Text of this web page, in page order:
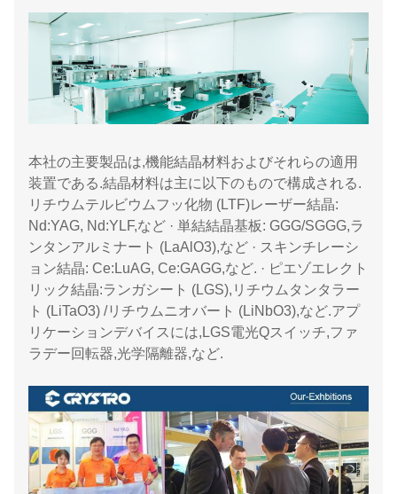
本社の主要製品は,機能結晶材料およびそれらの適用
装置である.結晶材料は主に以下のもので構成される.
リチウムテルビウムフッ化物 (LTF)レーザー結晶:
Nd:YAG, Nd:YLF,など · 単結結晶基板: GGG/SGGG,ラ
ンタンアルミナート (LaAlO3),など · スキンチレーシ
ョン結晶: Ce:LuAG, Ce:GAGG,など. · ピエゾエレクト
リック結晶:ランガシート (LGS),リチウムタンタラー
ト (LiTaO3) /リチウムニオバート (LiNbO3),など.アプ
リケーションデバイスには,LGS電光Qスイッチ,ファ
ラデー回転器,光学隔離器,など.